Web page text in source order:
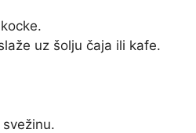
uz šolju čaja ili kafe.